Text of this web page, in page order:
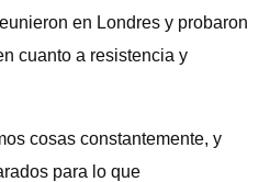
en Londres y probaron
cuanto a resistencia y
cosas constantemente, y
para lo que